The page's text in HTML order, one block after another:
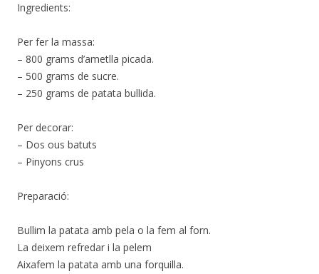
Ingredients:
Per fer la massa:
– 800 grams d’ametlla picada.
– 500 grams de sucre.
– 250 grams de patata bullida.
Per decorar:
– Dos ous batuts
– Pinyons crus
Preparació:
Bullim la patata amb pela o la fem al forn.
La deixem refredar i la pelem
Aixafem la patata amb una forquilla.